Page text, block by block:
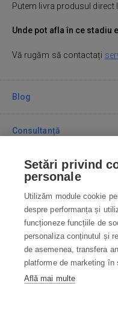
Putem livra produsul direct
Unde pot afla în ce stadiu
Vă rugăm să contactați
Blog
Consultanță
Cum cumpăr
Contact
Contactați-ne
031 22 97 010
Setări privind
personale
Utilizăm module cookie
despre performanța și
funcționeze funcțiile de
personaliza conținutul și
de asemenea, transfera
platforme de marketing în
Află mai multe